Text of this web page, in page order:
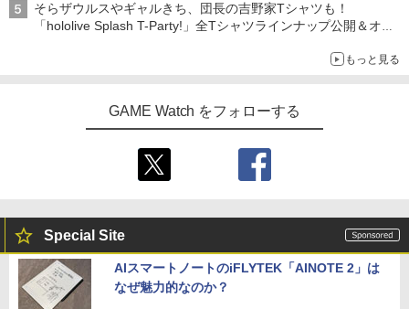
そらザウルスやギャルきち、団長の吉野家Tシャツも！
「hololive Splash T-Party!」全Tシャツラインナップ公開＆オン
もっと見る
GAME Watch をフォローする
Special Site
AIスマートノートのiFLYTEK「AINOTE 2」は
なぜ魅力的なのか？